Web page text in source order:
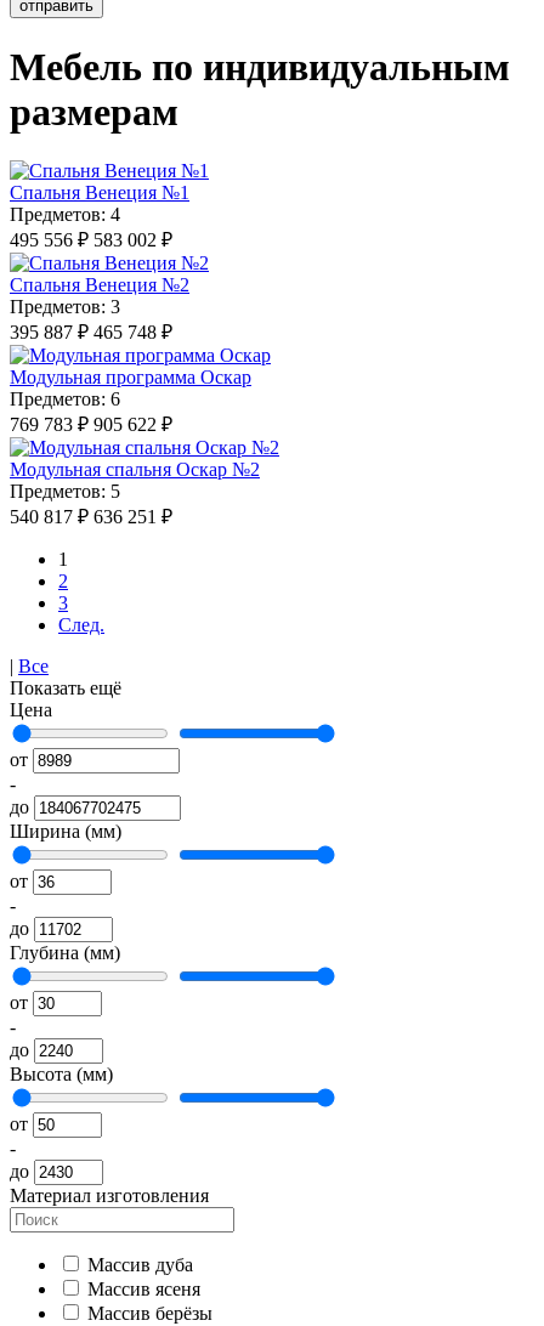
Мебель по индивидуальным
размерам
Спальня Венеция №1
Предметов: 4
495 556 ₽ 583 002 ₽
Спальня Венеция №2
Предметов: 3
395 887 ₽ 465 748 ₽
Модульная программа Оскар
Предметов: 6
769 783 ₽ 905 622 ₽
Модульная спальня Оскар №2
Предметов: 5
540 817 ₽ 636 251 ₽
1
2
3
След.
| Все
Показать ещё
Цена
от
-
до
Ширина (мм)
от
-
до
Глубина (мм)
от
-
до
Высота (мм)
от
-
до
Материал изготовления
Массив дуба
Массив ясеня
Массив берёзы